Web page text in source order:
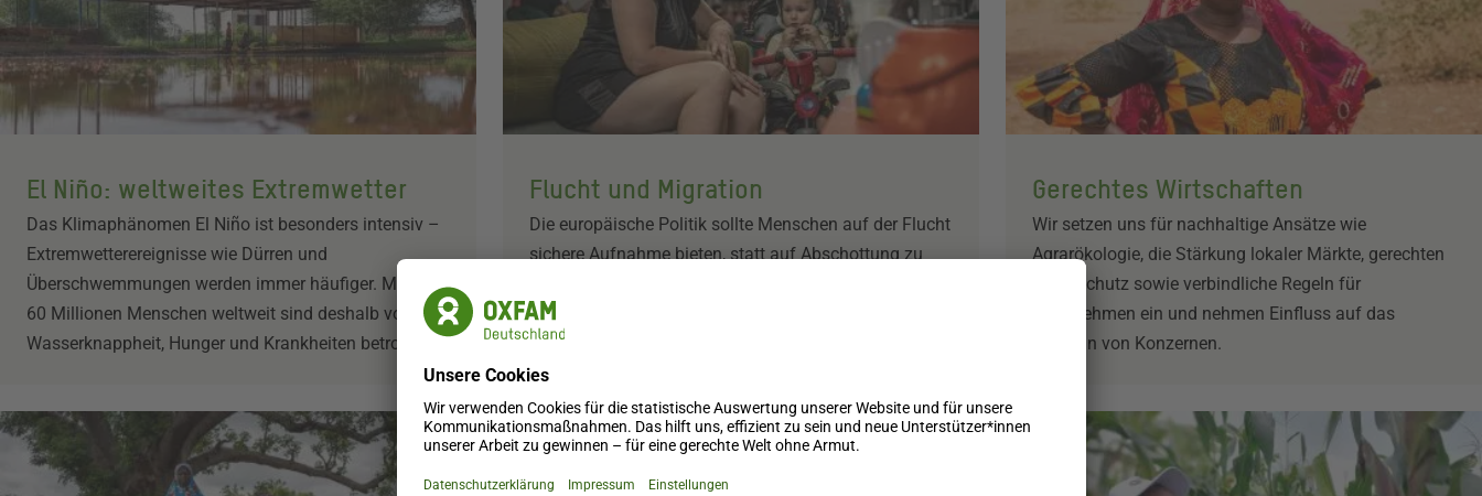
El Niño: weltweites Extremwetter
Das Klimaphänomen El Niño ist besonders intensiv –
Extremwetterereignisse wie Dürren und
Überschwemmungen werden immer häufiger. Mehr als
60 Millionen Menschen weltweit sind deshalb von
Wasserknappheit, Hunger und Krankheiten betroffen.
Flucht und Migration
Die europäische Politik sollte Menschen auf der Flucht
sichere Aufnahme bieten, statt auf Abschottung zu
Gewalt oder Armut geflohen sind.
Gerechtes Wirtschaften
Wir setzen uns für nachhaltige Ansätze wie
Agrarökologie, die Stärkung lokaler Märkte, gerechten
Klimaschutz sowie verbindliche Regeln für
Unternehmen ein und nehmen Einfluss auf das
Handeln von Konzernen.